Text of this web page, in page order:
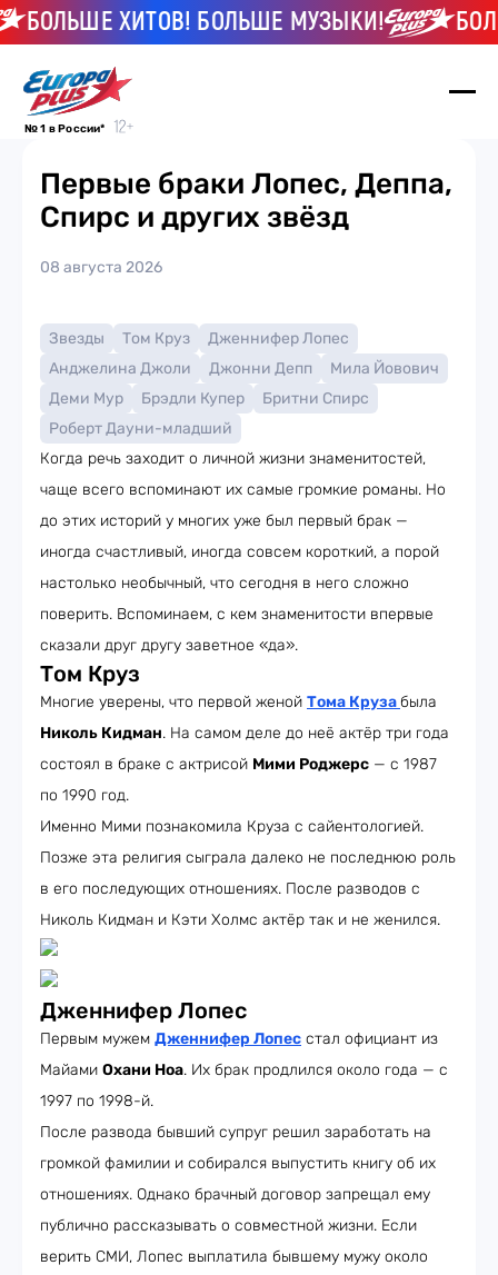
БОЛЬШЕ ХИТОВ! БОЛЬШЕ МУЗЫКИ!
№ 1 в России*
Первые браки Лопес, Деппа,
Спирс и других звёзд
08 августа 2026
Звезды Том Круз
Дженнифер Лопес
Анджелина Джоли
Джонни Депп
Мила Йовович
Деми Мур
Брэдли Купер
Бритни Спирс
Роберт Дауни-младший
Когда речь заходит о личной жизни знаменитостей,
чаще всего вспоминают их самые громкие романы. Но
до этих историй у многих уже был первый брак —
иногда счастливый, иногда совсем короткий, а порой
настолько необычный, что сегодня в него сложно
поверить. Вспоминаем, с кем знаменитости впервые
сказали друг другу заветное «да».
Том Круз
Многие уверены, что первой женой Тома Круза была
Николь Кидман. На самом деле до неё актёр три года
состоял в браке с актрисой Мими Роджерс — с 1987
по 1990 год.
Именно Мими познакомила Круза с сайентологией.
Позже эта религия сыграла далеко не последнюю роль
в его последующих отношениях. После разводов с
Николь Кидман и Кэти Холмс актёр так и не женился.
Дженнифер Лопес
Первым мужем Дженнифер Лопес стал официант из
Майами Охани Ноа. Их брак продлился около года — с
1997 по 1998-й.
После развода бывший супруг решил заработать на
громкой фамилии и собирался выпустить книгу об их
отношениях. Однако брачный договор запрещал ему
публично рассказывать о совместной жизни. Если
верить СМИ, Лопес выплатила бывшему мужу около